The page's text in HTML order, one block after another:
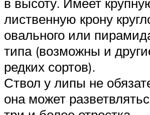
лиственную крону
овального или
типа (возможны и
редких сортов).
Ствол у липы не
она может